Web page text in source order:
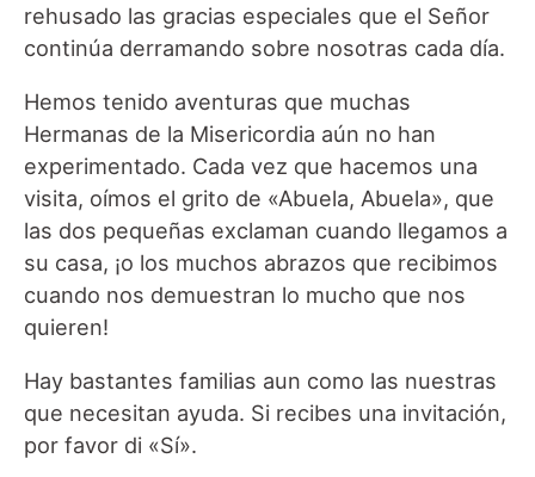
rehusado las gracias especiales que el Señor
continúa derramando sobre nosotras cada día.
Hemos tenido aventuras que muchas
Hermanas de la Misericordia aún no han
experimentado. Cada vez que hacemos una
visita, oímos el grito de «Abuela, Abuela», que
las dos pequeñas exclaman cuando llegamos a
su casa, ¡o los muchos abrazos que recibimos
cuando nos demuestran lo mucho que nos
quieren!
Hay bastantes familias aun como las nuestras
que necesitan ayuda. Si recibes una invitación,
por favor di «Sí».